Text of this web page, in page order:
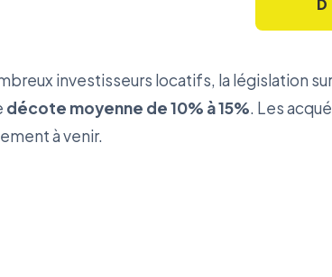
D
investisseurs locatifs, la législation
décote moyenne de 10% à 15%. Les
à venir.